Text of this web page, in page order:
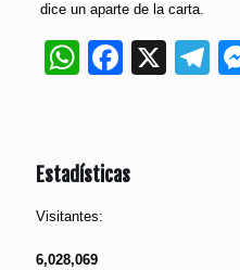
dice un aparte de la carta.
WhatsApp
X
Estadísticas
Visitantes:
6,028,069